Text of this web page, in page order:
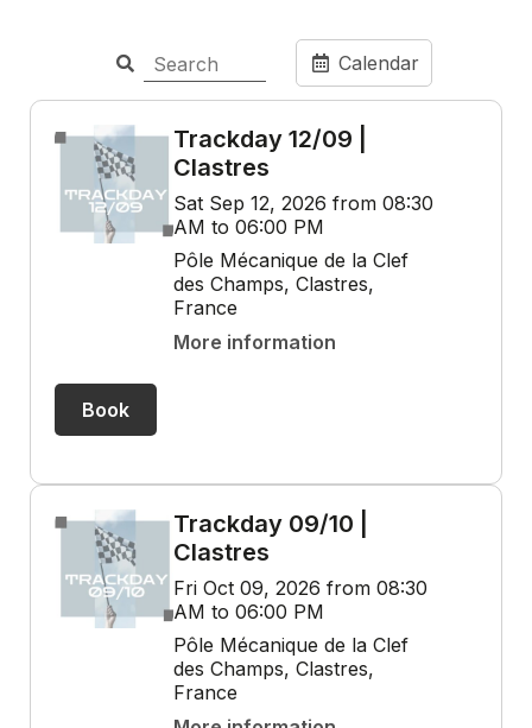
Calendar
Trackday 12/09 |
Clastres
Sat Sep 12, 2026 from 08:30
AM to 06:00 PM
Pôle Mécanique de la Clef
des Champs, Clastres,
France
More information
Book
Trackday 09/10 |
Clastres
Fri Oct 09, 2026 from 08:30
AM to 06:00 PM
Pôle Mécanique de la Clef
des Champs, Clastres,
France